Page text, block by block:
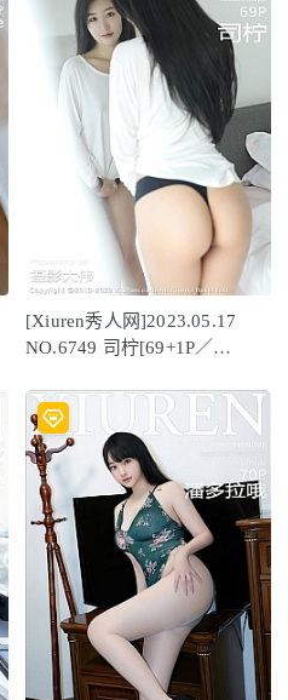
[Xiuren秀人网]2023.05.17
NO.6749 司柠[69+1P／